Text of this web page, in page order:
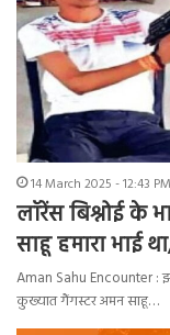
14 March 2025 - 12:43 PM
लॉरेंस बिश्नोई के
साहू हमारा भाई
Aman Sahu Encounter :
कुख्यात गैंगस्टर अमन साहू…